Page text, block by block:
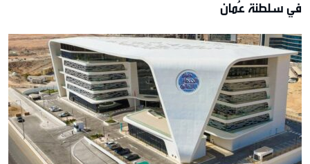
في سلطنة عُمان